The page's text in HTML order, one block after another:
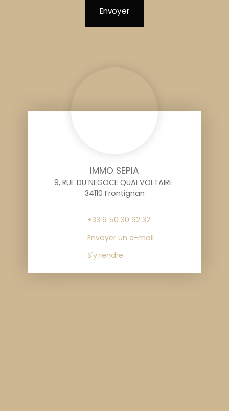
Envoyer
IMMO SEPIA
9, RUE DU NEGOCE QUAI VOLTAIRE
34110 Frontignan
+33 6 50 30 92 32
Envoyer un e-mail
S'y rendre